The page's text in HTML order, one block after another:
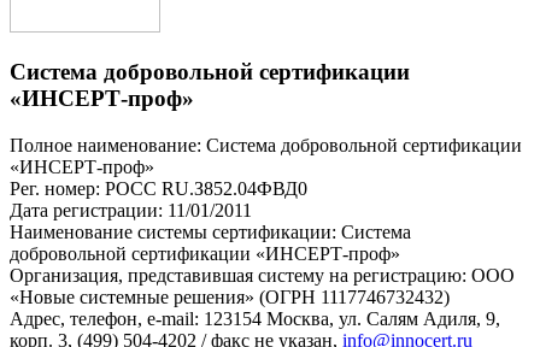
Система добровольной сертификации
«ИНСЕРТ-проф»
Полное наименование: Система добровольной сертификации
«ИНСЕРТ-проф»
Рег. номер: РОСС RU.З852.04ФВД0
Дата регистрации: 11/01/2011
Наименование системы сертификации: Система
добровольной сертификации «ИНСЕРТ-проф»
Организация, представившая систему на регистрацию: ООО
«Новые системные решения» (ОГРН 1117746732432)
Адрес, телефон, e-mail: 123154 Москва, ул. Салям Адиля, 9,
корп. 3, (499) 504-4202 / факс не указан, info@innocert.ru